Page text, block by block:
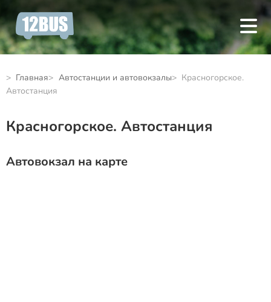
Главная Автостанции и автовокзалы
Красногорское.
Автостанция
Красногорское. Автостанция
Автовокзал на карте